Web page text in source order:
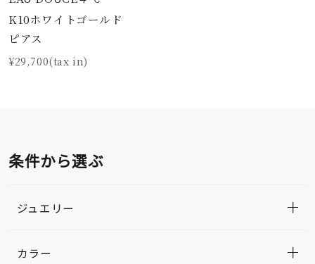
K10ホワイトゴールド
ピアス
¥29,700(tax in)
条件から選ぶ
ジュエリー
カラー